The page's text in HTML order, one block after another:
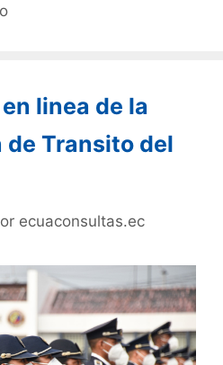
linea de la
de Transito del
ecuaconsultas.ec